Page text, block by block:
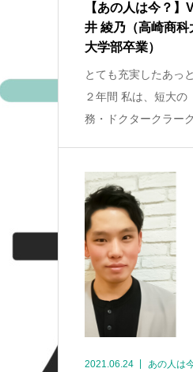
【あの人は今？】
井 綾乃（高崎商科
大学部卒業）
とても充実したあっ
２年間 私は、短大の
務・ドクタークラー
2021.06.24 あの人は